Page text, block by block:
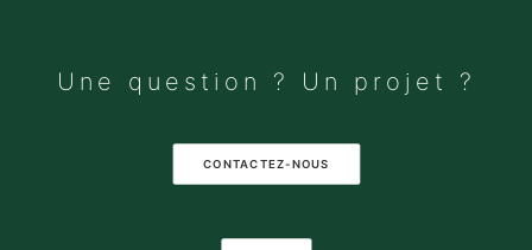
Une question ? Un projet ?
CONTACTEZ-NOUS